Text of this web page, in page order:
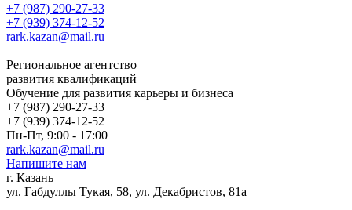
+7 (987) 290-27-33
+7 (939) 374-12-52
rark.kazan@mail.ru
Региональное агентство
развития квалификаций
Обучение для развития карьеры и бизнеса
+7 (987) 290-27-33
+7 (939) 374-12-52
Пн-Пт, 9:00 - 17:00
rark.kazan@mail.ru
Напишите нам
г. Казань
ул. Габдуллы Тукая, 58, ул. Декабристов, 81а